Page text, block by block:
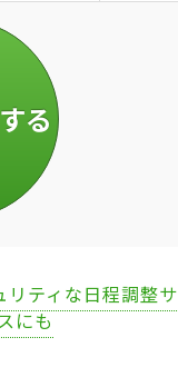
ティな日程調整
にも